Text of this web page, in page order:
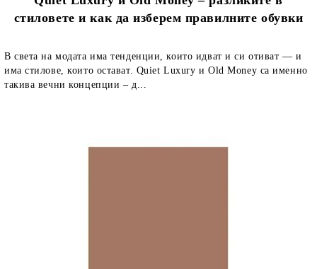
стиловете и как да изберем правилните обувки
В света на модата има тенденции, които идват и си отиват — и
има стилове, които остават. Quiet Luxury и Old Money са именно
такива вечни концепции – д...